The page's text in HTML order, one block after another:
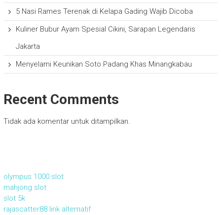
5 Nasi Rames Terenak di Kelapa Gading Wajib Dicoba
Kuliner Bubur Ayam Spesial Cikini, Sarapan Legendaris
Jakarta
Menyelami Keunikan Soto Padang Khas Minangkabau
Recent Comments
Tidak ada komentar untuk ditampilkan.
olympus 1000 slot
mahjong slot
slot 5k
rajascatter88 link alternatif